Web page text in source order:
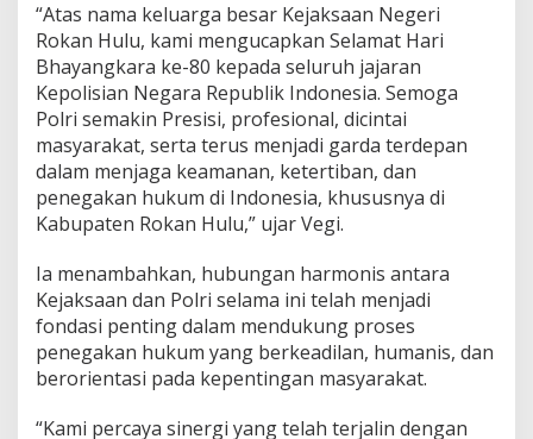
“Atas nama keluarga besar Kejaksaan Negeri
Rokan Hulu, kami mengucapkan Selamat Hari
Bhayangkara ke-80 kepada seluruh jajaran
Kepolisian Negara Republik Indonesia. Semoga
Polri semakin Presisi, profesional, dicintai
masyarakat, serta terus menjadi garda terdepan
dalam menjaga keamanan, ketertiban, dan
penegakan hukum di Indonesia, khususnya di
Kabupaten Rokan Hulu,” ujar Vegi.
Ia menambahkan, hubungan harmonis antara
Kejaksaan dan Polri selama ini telah menjadi
fondasi penting dalam mendukung proses
penegakan hukum yang berkeadilan, humanis, dan
berorientasi pada kepentingan masyarakat.
“Kami percaya sinergi yang telah terjalin dengan